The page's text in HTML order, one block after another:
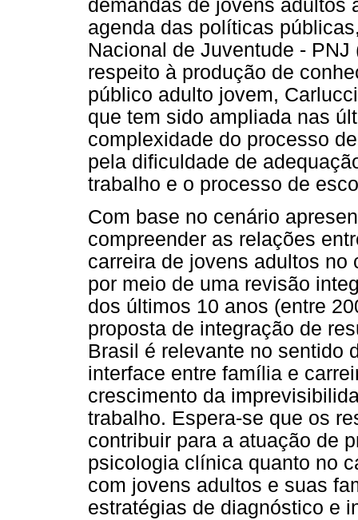
demandas de jovens adultos
agenda das políticas
Nacional de Juventude -
respeito à produção de
público adulto jovem,
que tem sido ampliada nas
complexidade do processo
pela dificuldade de
trabalho e o processo de
Com base no cenário
compreender as relações
carreira de jovens adultos no
por meio de uma revisão
dos últimos 10 anos (entre
proposta de integração de
Brasil é relevante no sentido
interface entre família e
crescimento da
trabalho. Espera-se que os
contribuir para a atuação de
psicologia clínica quanto no
com jovens adultos e suas
estratégias de diagnóstico e